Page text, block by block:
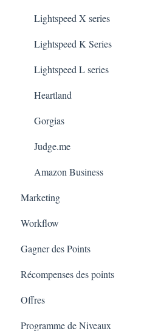
Lightspeed X series
Lightspeed K Series
Lightspeed L series
Heartland
Gorgias
Judge.me
Amazon Business
Marketing
Consentement
Rapport de campagne
Text - SMS Directives
Text - SMS
Email
Workflow
Workflow
Gagner des Points
Gagner des points sur la
Gagner des points sur
A La Carte (Lightspeed
Récompenses des points
Récompenses pour les
Récompenses des partenaires
Offres
Offres de Bases
Programme de Niveaux